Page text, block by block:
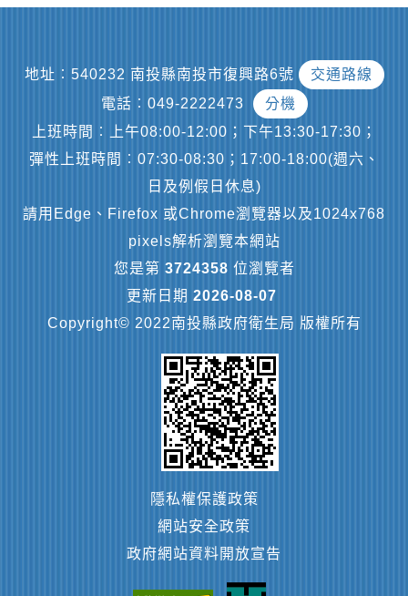
地址︰540232 南投縣南投市復興路6號
交通路線
電話︰049-2222473
分機
上班時間︰上午08:00-12:00；下午13:30-17:30；
彈性上班時間︰07:30-08:30；17:00-18:00(週六、
日及例假日休息)
請用Edge、Firefox 或Chrome瀏覽器以及1024x768
pixels解析瀏覽本網站
您是第 3724358 位瀏覽者
更新日期 2026-08-07
Copyright© 2022南投縣政府衛生局 版權所有
隱私權保護政策
網站安全政策
政府網站資料開放宣告